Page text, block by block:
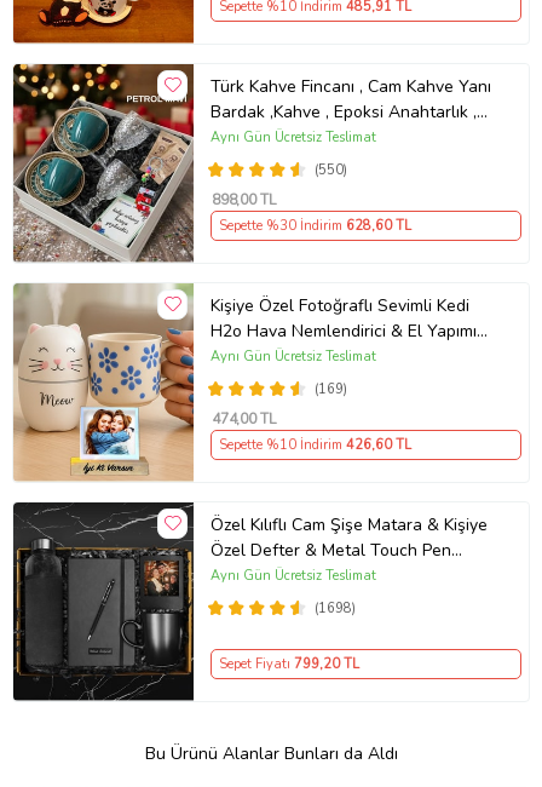
Sepette %10 İndirim 485,91 TL
Türk Kahve Fincanı , Cam Kahve Yanı
Bardak ,Kahve , Epoksi Anahtarlık ,
Kahvesever Hediye Seti AYN34
KŞSL
(550)
Aynı Gün Ücretsiz Teslimat
898,00 TL
Sepette %30 İndirim 628,60 TL
Kişiye Özel Fotoğraflı Sevimli Kedi
H2o Hava Nemlendirici & El Yapımı
Kabartmalı Kupa
(169)
Aynı Gün Ücretsiz Teslimat
474,00 TL
Sepette %10 İndirim 426,60 TL
Özel Kılıflı Cam Şişe Matara & Kişiye
Özel Defter & Metal Touch Pen
Kalem & Fotoğraf Çerçevesi & Siyah
Kupa Hediye Seti
(1698)
Aynı Gün Ücretsiz Teslimat
Sepet Fiyatı 799,20 TL
Bu Ürünü Alanlar Bunları da Aldı